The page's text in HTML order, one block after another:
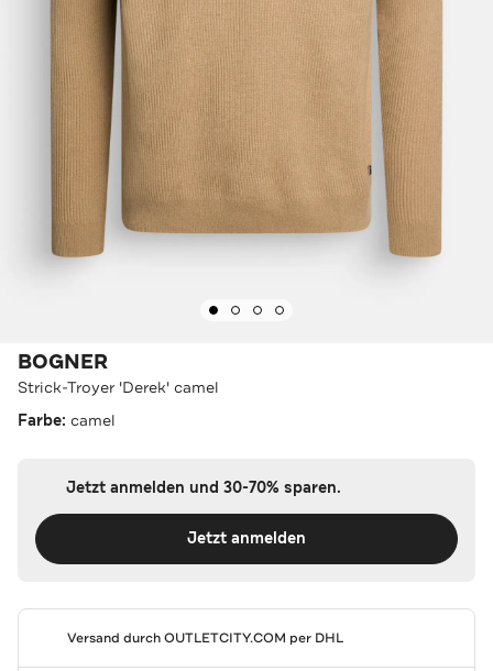
BOGNER
Strick-Troyer 'Derek' camel
Farbe: camel
Jetzt anmelden und 30-70% sparen.
Jetzt anmelden
Versand durchOUTLETCITY.COM per DHL